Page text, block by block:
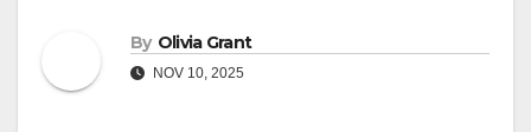
By Olivia Grant
NOV 10, 2025